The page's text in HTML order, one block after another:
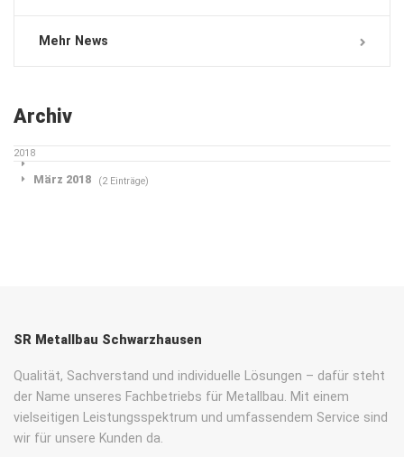
Mehr News
Archiv
2018
März 2018 (2 Einträge)
SR Metallbau Schwarzhausen
Qualität, Sachverstand und individuelle Lösungen – dafür steht
der Name unseres Fachbetriebs für Metallbau. Mit einem
vielseitigen Leistungsspektrum und umfassendem Service sind
wir für unsere Kunden da.